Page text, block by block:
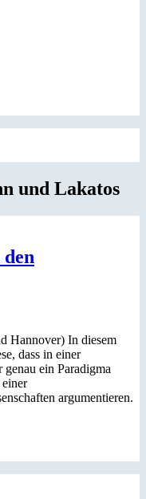
und Lakatos
Hannover) In diesem
dass in einer
genau ein Paradigma
argumentieren.